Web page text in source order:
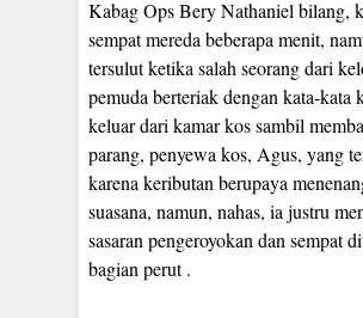
Kabag Ops Bery Nathaniel bilang,
sempat mereda beberapa menit,
tersulut ketika salah seorang dari
pemuda berteriak dengan kata-kata
keluar dari kamar kos sambil
parang, penyewa kos, Agus, yang
karena keributan berupaya
suasana, namun, nahas, ia justru
sasaran pengeroyokan dan sempat
bagian perut .